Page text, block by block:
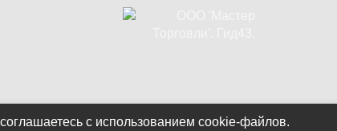
с использованием cookie-файлов.